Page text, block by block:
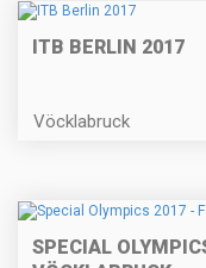
ITB BERLIN 2017
Vöcklabruck
SPECIAL